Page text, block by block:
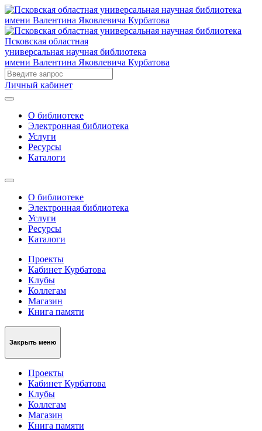
Псковская областная
универсальная научная библиотека
имени Валентина Яковлевича Курбатова
Личный кабинет
О библиотеке
Электронная библиотека
Услуги
Ресурсы
Каталоги
О библиотеке
Электронная библиотека
Услуги
Ресурсы
Каталоги
Проекты
Кабинет Курбатова
Клубы
Коллегам
Магазин
Книга памяти
Закрыть меню
Проекты
Кабинет Курбатова
Клубы
Коллегам
Магазин
Книга памяти